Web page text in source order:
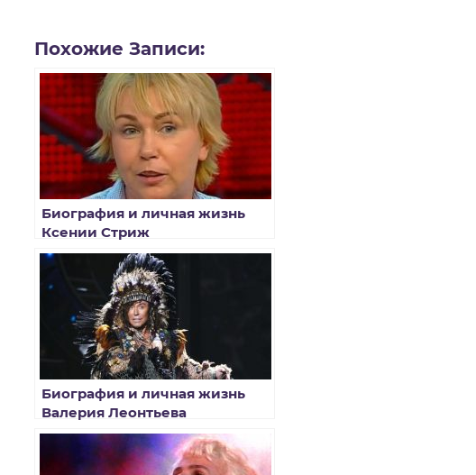
Похожие Записи:
Биография и личная жизнь
Ксении Стриж
Биография и личная жизнь
Валерия Леонтьева